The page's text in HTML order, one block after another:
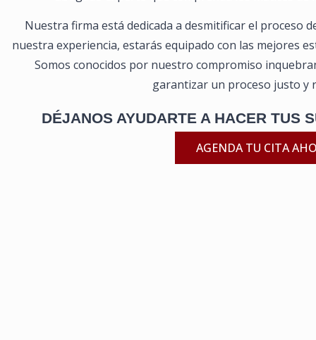
Nuestra firma está dedicada a desmitificar el proceso
nuestra experiencia, estarás equipado con las mejores
Somos conocidos por nuestro compromiso
garantizar un proceso justo y
DÉJANOS AYUDARTE A HACER TUS
AGENDA TU CITA